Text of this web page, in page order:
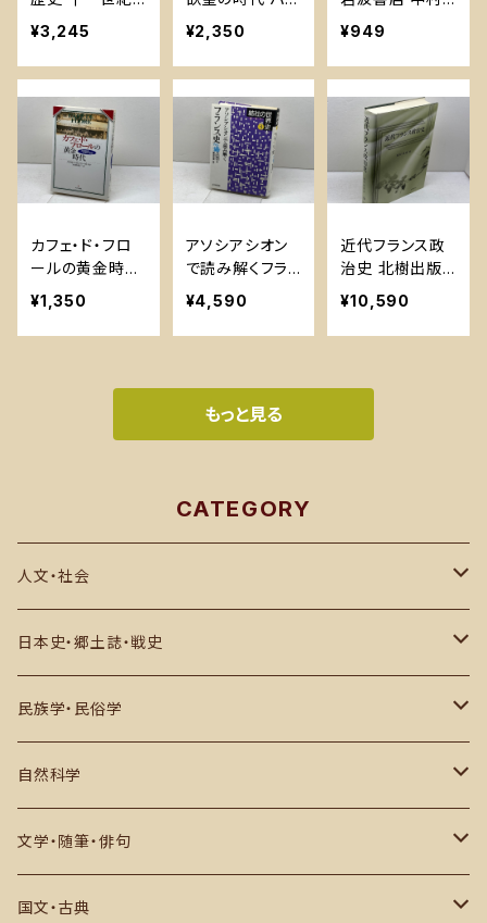
から十四世紀に
いたる信仰、十
字軍、審問 (講
635) 講談社 ミ
シェル・ロクベー
¥3,245
コ ヴェルナー ホ
ーフマン
¥2,350
達也
¥949
カフェ・ド・フロ
ールの黄金時代:
よみがえるパリ
の一世紀 中央
公論新社 クリス
¥1,350
アソシアシオン
で読み解くフラ
ンス史 (結社の
世界史 3) 山川
出版社 福井 憲
¥4,590
近代フランス政
治史 北樹出版
高村 忠成
¥10,590
もっと見る
CATEGORY
人文・社会
思想・哲学・宗教
社会科学・世界史
その他
日本史・郷土誌・戦史
郷土誌
古代史・民族
中世・江戸期
戦史・戦記・近代史
民族学・民俗学
日本国内
アジア
ヨーロッパ・アフリカその他
自然科学
数学・物理・宇宙・科学
生物・自然・動物など
文学・随筆・俳句
近代文学・評論
国文・古典